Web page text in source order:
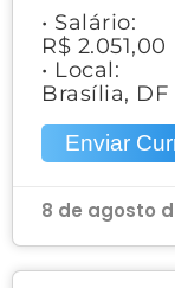
• Salário:
R$ 2.051,00
• Local:
Brasília, DF
Enviar
8 de agosto